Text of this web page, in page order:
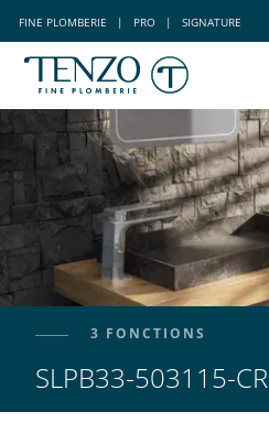
FINE PLOMBERIE | PRO | SIGNATURE
3 FONCTIONS
SLPB33-503115-CR